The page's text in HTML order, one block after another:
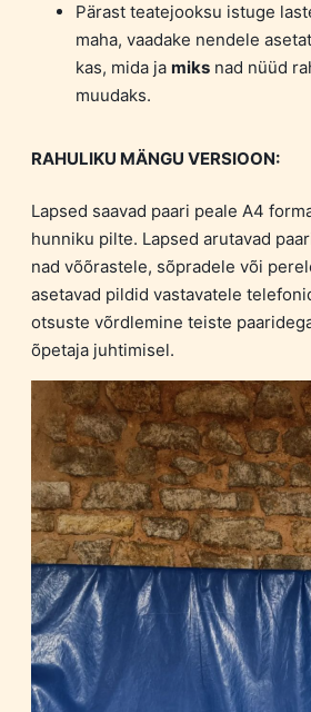
Pärast teatejooksu istuge
maha, vaadake nendele
kas, mida ja miks nad nüüd
muudaks.
RAHULIKU MÄNGU VERSIOON:
Lapsed saavad paari peale A4
hunniku pilte. Lapsed arutavad
nad võõrastele, sõpradele või
asetavad pildid vastavatele
otsuste võrdlemine teiste
õpetaja juhtimisel.